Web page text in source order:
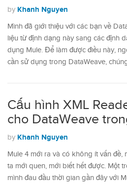
by Khanh Nguyen
Mình đã giới thiệu với các bạn về
liệu từ định dạng này sang các định
dụng Mule. Để làm được điều này,
cần sử dụng trong DataWeave,
Cấu hình XML
cho DataWeave
by Khanh Nguyen
Mule 4 mới ra và có không ít vấn đề,
ta mới quen, mới biết hết được. Một
mình đau đầu thời gian gần đây với